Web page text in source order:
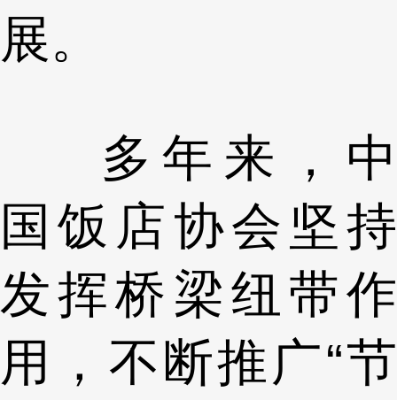
展。
多年来，中
国饭店协会坚持
发挥桥梁纽带作
用，不断推广“节